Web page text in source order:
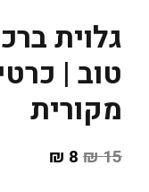
גלוית
טוב |
מקורית
15
₪
8
₪